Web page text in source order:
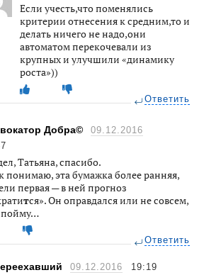
Если учесть,что поменялись
критерии отнесения к средним,то и
делать ничего не надо,они
автоматом перекочевали из
крупных и улучшили «динамику
роста»))
Ответить
Добра©
09.12.2016
Татьяна, спасибо.
понимаю, эта бумажка более ранняя,
первая — в ней прогноз
тся». Он оправдался или не совсем,
пойму…
Ответить
09.12.2016 19:19